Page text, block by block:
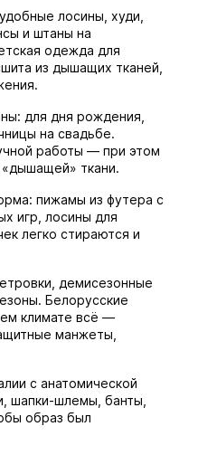
лосины, худи,
и штаны на
одежда для
из дышащих тканей,
для дня рождения,
на свадьбе.
работы — при этом
«дышащей» ткани.
пижамы из футера с
игр, лосины для
легко стираются и
демисезонные
Белорусские
климате всё —
манжеты,
с анатомической
шапки-шлемы, банты,
образ был